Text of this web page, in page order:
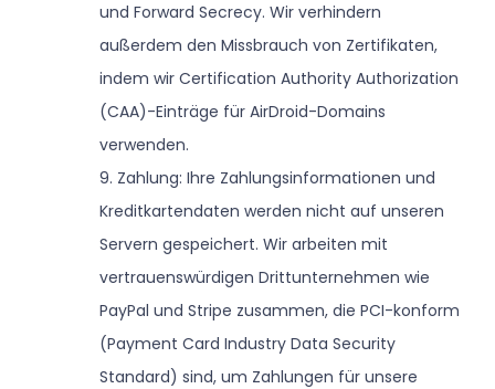
und Forward Secrecy. Wir verhindern
außerdem den Missbrauch von Zertifikaten,
indem wir Certification Authority Authorization
(CAA)-Einträge für AirDroid-Domains
verwenden.
9. Zahlung: Ihre Zahlungsinformationen und
Kreditkartendaten werden nicht auf unseren
Servern gespeichert. Wir arbeiten mit
vertrauenswürdigen Drittunternehmen wie
PayPal und Stripe zusammen, die PCI-konform
(Payment Card Industry Data Security
Standard) sind, um Zahlungen für unsere